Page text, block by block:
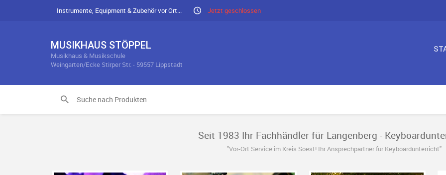
Instrumente, Equipment & Zubehör vor Ort... Jetzt geschlossen
MUSIKHAUS STÖPPEL
Musikhaus & Musikschule
Weingarten/Ecke Stirper Str. - 59557 Lippstadt
Seit 1983 Ihr Fachhändler für Langenberg -
"Vor-Ort Service im Kreis Soest! Ihr Ansprechpartner für Keyboardunterricht"